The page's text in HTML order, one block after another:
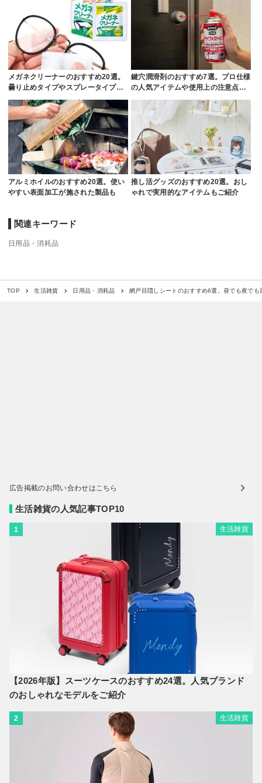
メガネクリーナーのおすすめ20選。
曇り止めタイプやスプレータイプ…
鍵穴潤滑剤のおすすめ7選。プロ仕様
の人気アイテムや使用上の注意点…
アルミホイルのおすすめ20選。使い
やすい表面加工が施された製品も
推し活グッズのおすすめ20選。おし
ゃれで実用的なアイテムもご紹介
関連キーワード
日用品・消耗品
TOP 生活雑貨 日用品・消耗品 網戸目隠しシートのおすすめ6選。昼でも夜で
広告掲載のお問い合わせはこちら
生活雑貨の人気記事TOP10
1 生活雑貨
【2026年版】スーツケースのおすすめ24選。人気ブランド
のおしゃれなモデルをご紹介
2 生活雑貨